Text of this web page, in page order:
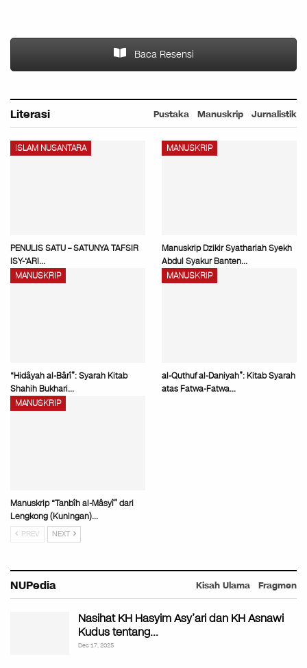
Baca Resensi
Literasi Jurnalistik
Manuskrip
Pustaka
ISLAM NUSANTARA
PENULIS SATU – SATUNYA TAFSIR
ISY-‘ARI…
MANUSKRIP
Manuskrip Dzikir Syathariah Syekh
Abdul Syakur Banten…
MANUSKRIP
“Hidâyah al-Bârî”: Syarah Kitab
Shahih Bukhari…
MANUSKRIP
al-Quthuf al-Daniyah”: Kitab Syarah
atas Fatwa-Fatwa…
MANUSKRIP
Manuskrip “Tanbîh al-Mâsyî” dari
Lengkong (Kuningan)…
PREV NEXT
NUPedia Fragmen
Kisah Ulama
Nasihat KH Hasyim Asy’ari dan KH Asnawi
Kudus tentang…
Dec 17, 2025